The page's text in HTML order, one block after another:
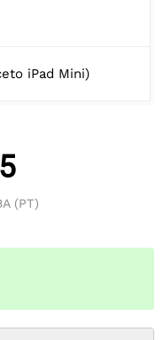
iPad Mini)
(PT)